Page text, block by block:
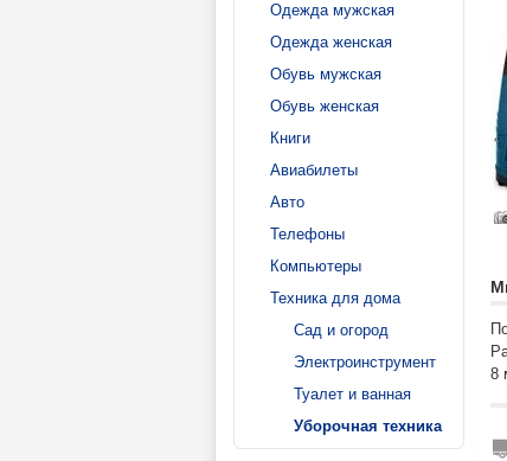
8
Одежда мужская
Одежда женская
Обувь мужская
Обувь женская
Книги
Авиабилеты
Авто
Телефоны
Компьютеры
Техника для дома
Сад и огород
Электроинструмент
Туалет и ванная
Уборочная техника